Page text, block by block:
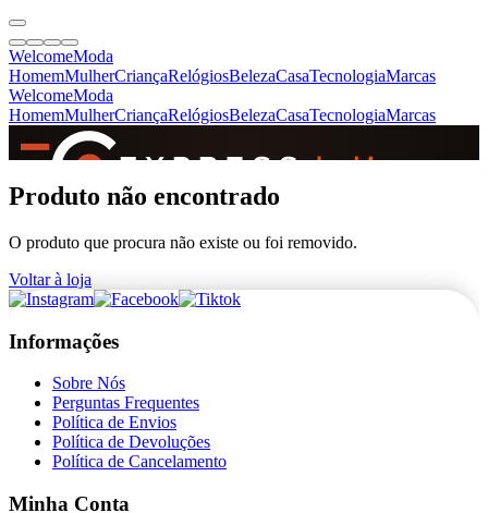
WelcomeModa
HomemMulherCriançaRelógiosBelezaCasaTecnologiaMarcas
WelcomeModa
HomemMulherCriançaRelógiosBelezaCasaTecnologiaMarcas
+de 36.000 reviews
Produto não encontrado
O produto que procura não existe ou foi removido.
Voltar à loja
Informações
Sobre Nós
Perguntas Frequentes
Política de Envios
Política de Devoluções
Política de Cancelamento
Minha Conta